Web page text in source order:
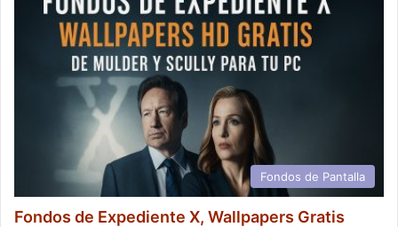
Fondos de Pantalla
Fondos de Expediente X, Wallpapers Gratis